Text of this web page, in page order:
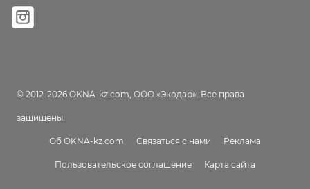
© 2012-2026 OKNA-kz.com, ООО «Экодар». Все права
защищены.
Об OKNA-kz.com Связаться с нами Реклама
Пользовательское соглашение Карта сайта